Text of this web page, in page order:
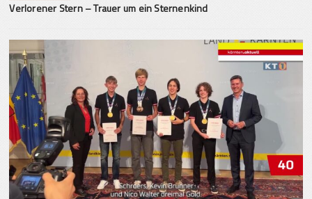
Verlorener Stern – Trauer um ein Sternenkind